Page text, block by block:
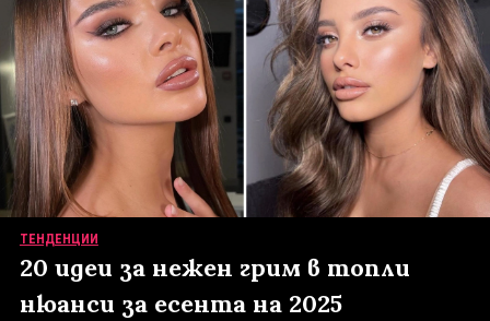
ТЕНДЕНЦИИ
20 идеи за нежен грим в топли
нюанси за есента на 2025